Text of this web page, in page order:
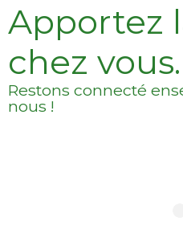
Apportez
chez vous.
Restons connecté
nous !